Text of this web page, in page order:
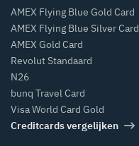
AMEX Flying Blue Gold Card
AMEX Flying Blue Silver Card
AMEX Gold Card
Revolut Standaard
N26
bunq Travel Card
Visa World Card Gold
Creditcards vergelijken